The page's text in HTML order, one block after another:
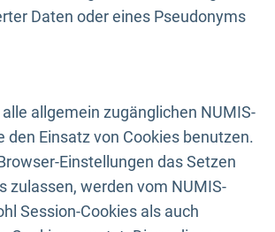
Daten oder eines Pseudonyms
allgemein zugänglichen NUMIS-
den Einsatz von Cookies benutzen.
Einstellungen das Setzen
zulassen, werden vom NUMIS-
Session-Cookies als auch